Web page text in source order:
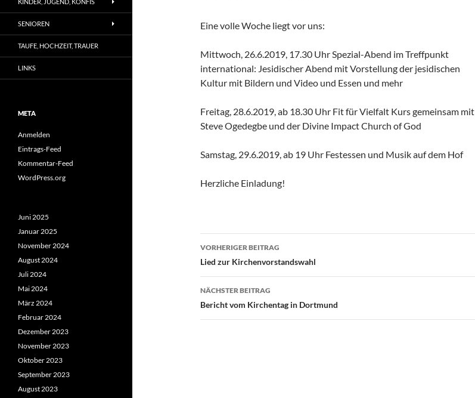
Eine volle Woche liegt vor uns:
Mittwoch, 26.6.2019, 17.30 Uhr Spezial-Abend im Treffpunkt
international: Jesidischer Abend mit Vorstellung der jesidischen
Kultur mit Bildern und Video und Essen und mehr
Freitag, 28.6.2019, ab 18.30 Uhr Fit für Vielfalt Kurs gemeinsam mit
Steve Ogedegbe und der Divine Impact Church of God
Samstag, 29.6.2019, ab 19 Uhr Festessen und Musik auf dem Hof
Herzliche Einladung!
Beitragsnavigation
VORHERIGER BEITRAG
Lied zur Kirchenvorstandswahl
NÄCHSTER BEITRAG
Bericht vom Kirchentag in Dortmund
SENIOREN
TAUFE, HOCHZEIT, TRAUER
LINKS
META
Anmelden
Eintrags-Feed
Kommentar-Feed
WordPress.org
Juni 2025
Januar 2025
November 2024
August 2024
Juli 2024
Mai 2024
März 2024
Februar 2024
Dezember 2023
November 2023
Oktober 2023
September 2023
August 2023